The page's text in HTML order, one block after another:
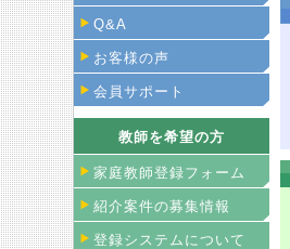
Q&A
お客様の声
会員サポート
教師を希望の方
家庭教師登録フォーム
紹介案件の募集情報
登録システムについて